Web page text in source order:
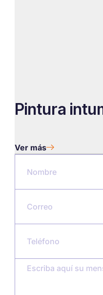
Pintura
Ver más